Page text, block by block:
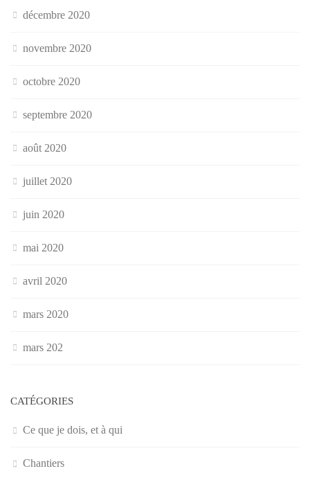
décembre 2020
novembre 2020
octobre 2020
septembre 2020
août 2020
juillet 2020
juin 2020
mai 2020
avril 2020
mars 2020
mars 202
CATÉGORIES
Ce que je dois, et à qui
Chantiers